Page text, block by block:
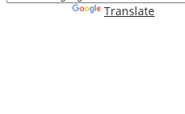
Translate